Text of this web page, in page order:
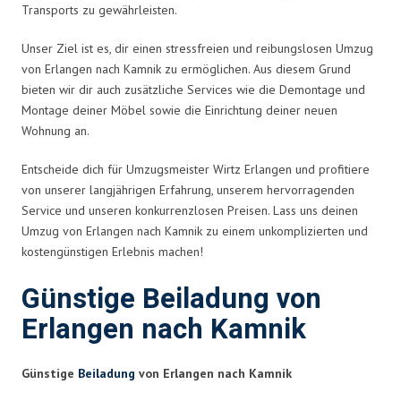
Transports zu gewährleisten.
Unser Ziel ist es, dir einen stressfreien und reibungslosen Umzug
von Erlangen nach Kamnik zu ermöglichen. Aus diesem Grund
bieten wir dir auch zusätzliche Services wie die Demontage und
Montage deiner Möbel sowie die Einrichtung deiner neuen
Wohnung an.
Entscheide dich für Umzugsmeister Wirtz Erlangen und profitiere
von unserer langjährigen Erfahrung, unserem hervorragenden
Service und unseren konkurrenzlosen Preisen. Lass uns deinen
Umzug von Erlangen nach Kamnik zu einem unkomplizierten und
kostengünstigen Erlebnis machen!
Günstige Beiladung von
Erlangen nach Kamnik
Günstige Beiladung von Erlangen nach Kamnik